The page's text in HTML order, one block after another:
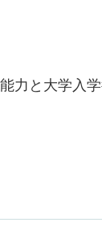
力と大学入